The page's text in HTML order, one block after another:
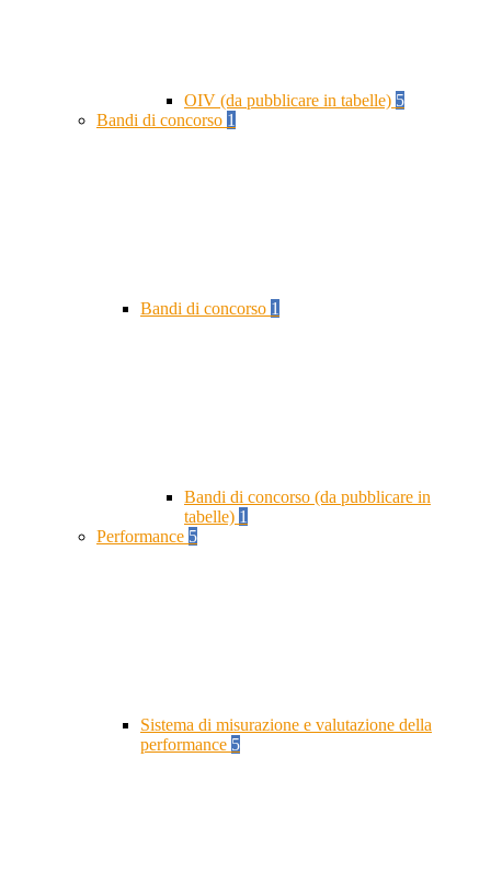
OIV (da pubblicare in tabelle) 5
Bandi di concorso 1
Bandi di concorso 1
Bandi di concorso (da pubblicare in
tabelle) 1
Performance 5
Sistema di misurazione e valutazione della
performance 5